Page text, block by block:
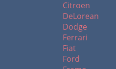
Citroen
DeLorean
Dodge
Ferrari
Fiat
Ford